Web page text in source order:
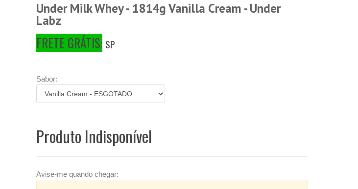
Under Milk Whey - 1814g Vanilla Cream - Under
Labz
FRETE GRÁTIS: SP
Sabor:
Produto Indisponível
Avise-me quando chegar: